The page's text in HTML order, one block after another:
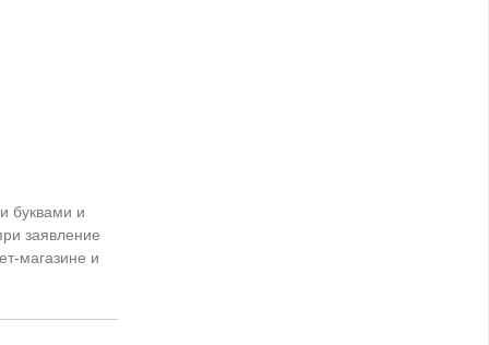
буквами и
заявление
магазине и